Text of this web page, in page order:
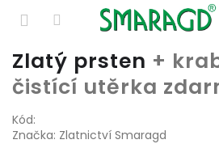
Přejít
na
obsah
Zlatý prsten +
čistící utěrka
Kód:
Značka: Zlatnictví Smaragd